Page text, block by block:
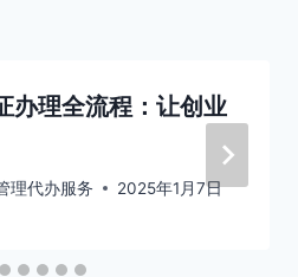
办理全流程：让创业
理代办服务 2025年1月7日